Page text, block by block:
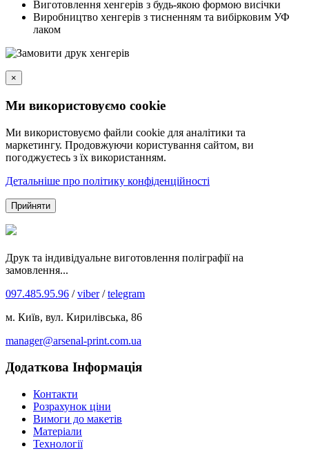
Виготовлення хенгерів з будь-якою формою висічки
Виробництво хенгерів з тисненням та вибірковим УФ
лаком
×
Ми використовуємо cookie
Ми використовуємо файли cookie для аналітики та
маркетингу. Продовжуючи користування сайтом, ви
погоджуєтесь з їх використанням.
Детальніше про політику конфіденційності
Прийняти
Друк та індивідуальне виготовлення поліграфії на
замовлення...
097.485.95.96 /viber/telegram
м. Київ, вул. Кирилівська, 86
manager@arsenal-print.com.ua
Додаткова Інформація
Контакти
Розрахунок ціни
Вимоги до макетів
Матеріали
Технології